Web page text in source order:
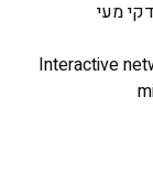
מעי
Interactive